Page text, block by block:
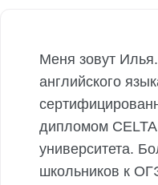
Меня зовут
английского
дипломом
университета.
школьников к